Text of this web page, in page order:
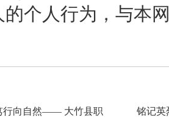
个人行为，与本
行向自然—— 大竹县职 铭记